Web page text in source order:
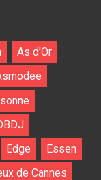
As d'Or
Edge
Essen
de Cannes